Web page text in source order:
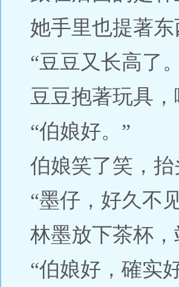
她手里也提著
“豆豆又长高了
豆豆抱著玩具
“伯娘好。”
伯娘笑了笑，
“墨仔，好久不
林墨放下茶杯
“伯娘好，確实